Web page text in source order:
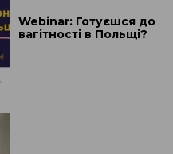
Webinar: Готуєшся до
вагітності в Польщі?